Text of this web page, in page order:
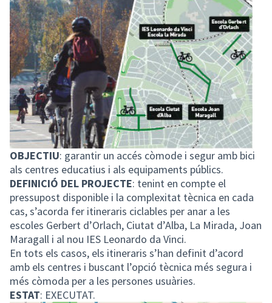
OBJECTIU: garantir un accés còmode i segur amb bici
als centres educatius i als equipaments públics.
DEFINICIÓ DEL PROJECTE: tenint en compte el
pressupost disponible i la complexitat tècnica en cada
cas, s’acorda fer itineraris ciclables per anar a les
escoles Gerbert d’Orlach, Ciutat d’Alba, La Mirada, Joan
Maragall i al nou IES Leonardo da Vinci.
En tots els casos, els itineraris s’han definit d’acord
amb els centres i buscant l’opció tècnica més segura i
més còmoda per a les persones usuàries.
ESTAT: EXECUTAT.